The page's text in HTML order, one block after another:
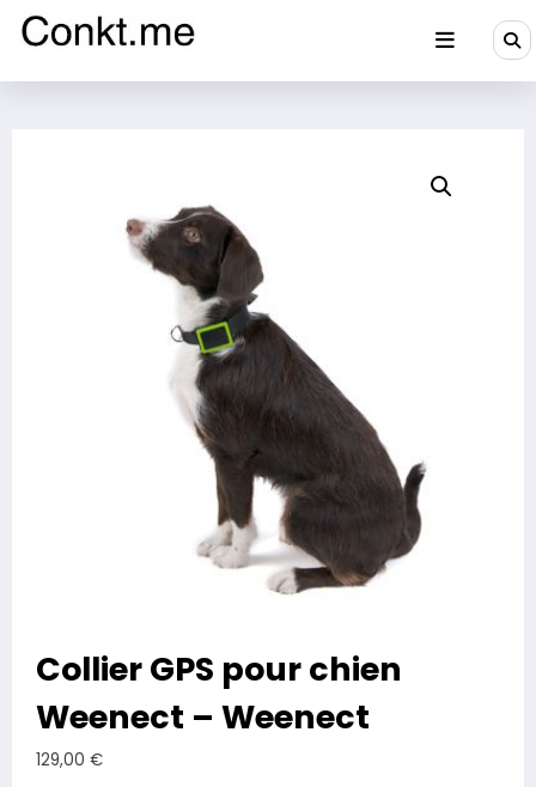
Conkt.me
Collier GPS pour chien
Weenect – Weenect
129,00 €